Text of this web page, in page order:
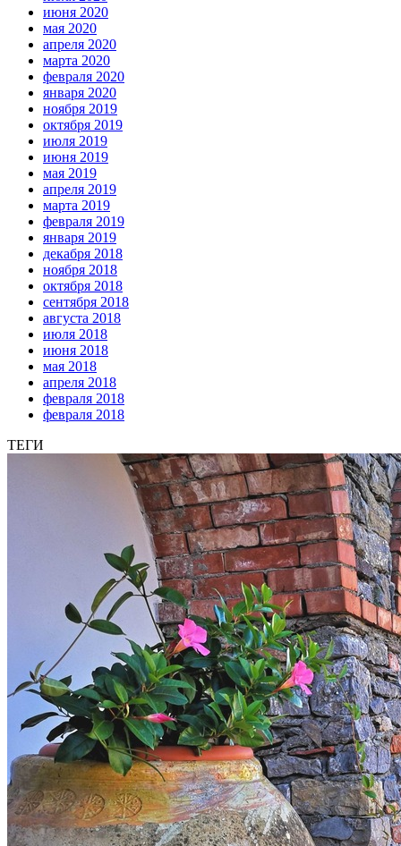
июня 2020
мая 2020
апреля 2020
марта 2020
февраля 2020
января 2020
ноября 2019
октября 2019
июля 2019
июня 2019
мая 2019
апреля 2019
марта 2019
февраля 2019
января 2019
декабря 2018
ноября 2018
октября 2018
сентября 2018
августа 2018
июля 2018
июня 2018
мая 2018
апреля 2018
февраля 2018
февраля 2018
ТЕГИ